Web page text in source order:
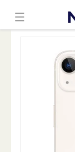
ンツに
進む